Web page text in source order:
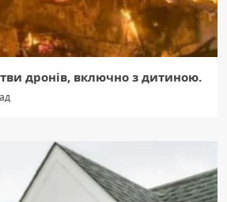
дронів, включно з дитиною.